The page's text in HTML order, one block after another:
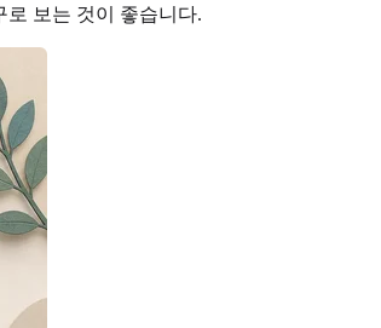
로 보는 것이 좋습니다.